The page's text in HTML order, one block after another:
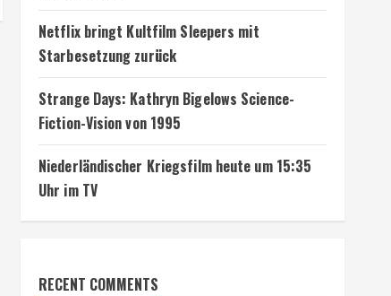
Netflix bringt Kultfilm Sleepers mit
Starbesetzung zurück
Strange Days: Kathryn Bigelows Science-
Fiction-Vision von 1995
Niederländischer Kriegsfilm heute um 15:35
Uhr im TV
RECENT COMMENTS